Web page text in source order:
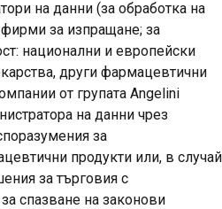
на данни (за обработка на
за изпращане; за
национални и европейски
други фармацевтични
от групата Angelini
на данни чрез
за
продукти или, в случай
за търговия с
спазване на законови